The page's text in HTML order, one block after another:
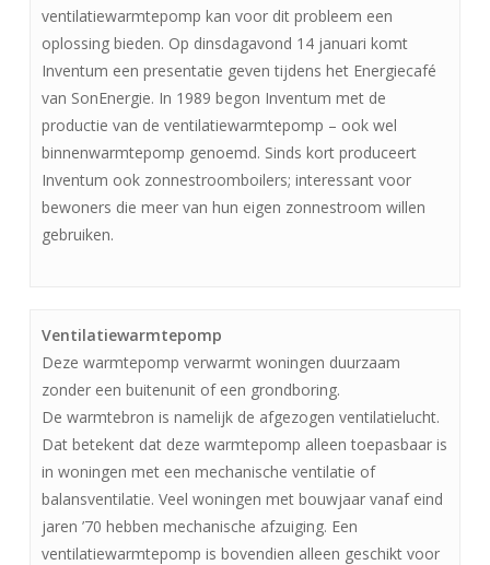
ventilatiewarmtepomp kan voor dit probleem een
oplossing bieden. Op dinsdagavond 14 januari komt
Inventum een presentatie geven tijdens het Energiecafé
van SonEnergie. In 1989 begon Inventum met de
productie van de ventilatiewarmtepomp – ook wel
binnenwarmtepomp genoemd. Sinds kort produceert
Inventum ook zonnestroomboilers; interessant voor
bewoners die meer van hun eigen zonnestroom willen
gebruiken.
Ventilatiewarmtepomp
Deze warmtepomp verwarmt woningen duurzaam
zonder een buitenunit of een grondboring.
De warmtebron is namelijk de afgezogen ventilatielucht.
Dat betekent dat deze warmtepomp alleen toepasbaar is
in woningen met een mechanische ventilatie of
balansventilatie. Veel woningen met bouwjaar vanaf eind
jaren ’70 hebben mechanische afzuiging. Een
ventilatiewarmtepomp is bovendien alleen geschikt voor